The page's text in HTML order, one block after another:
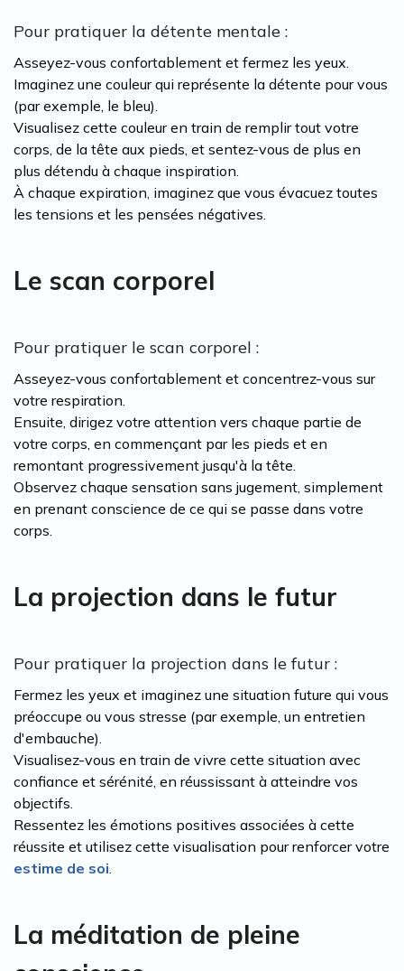
Pour pratiquer la détente mentale :
Asseyez-vous confortablement et fermez les yeux.
Imaginez une couleur qui représente la détente pour vous
(par exemple, le bleu).
Visualisez cette couleur en train de remplir tout votre
corps, de la tête aux pieds, et sentez-vous de plus en
plus détendu à chaque inspiration.
À chaque expiration, imaginez que vous évacuez toutes
les tensions et les pensées négatives.
Le scan corporel
Pour pratiquer le scan corporel :
Asseyez-vous confortablement et concentrez-vous sur
votre respiration.
Ensuite, dirigez votre attention vers chaque partie de
votre corps, en commençant par les pieds et en
remontant progressivement jusqu'à la tête.
Observez chaque sensation sans jugement, simplement
en prenant conscience de ce qui se passe dans votre
corps.
La projection dans le futur
Pour pratiquer la projection dans le futur :
Fermez les yeux et imaginez une situation future qui vous
préoccupe ou vous stresse (par exemple, un entretien
d'embauche).
Visualisez-vous en train de vivre cette situation avec
confiance et sérénité, en réussissant à atteindre vos
objectifs.
Ressentez les émotions positives associées à cette
réussite et utilisez cette visualisation pour renforcer votre
estime de soi.
La méditation de pleine